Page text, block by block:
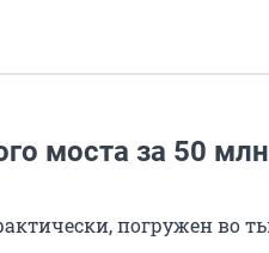
моста за 50 млн
погружен во